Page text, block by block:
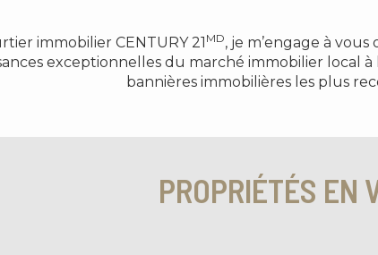
immobilier CENTURY 21 MD, je m’engage à
exceptionnelles du marché immobilier local à
bannières immobilières les plus
PROPRIÉTÉS EN